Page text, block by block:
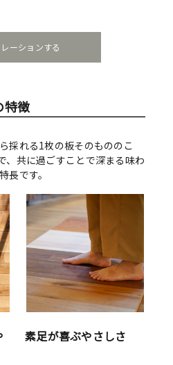
ーションする
特徴
採れる1枚の板そのもののこ
、共に過ごすことで深まる味わ
長です。
素足が喜ぶやさしさ